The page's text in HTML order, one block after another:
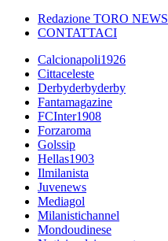
Redazione TORO NEWS
CONTATTACI
Calcionapoli1926
Cittaceleste
Derbyderbyderby
Fantamagazine
FCInter1908
Forzaroma
Golssip
Hellas1903
Ilmilanista
Juvenews
Mediagol
Milanistichannel
Mondoudinese